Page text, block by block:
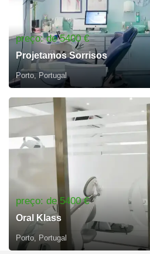
preço: de 5400 €
Projetamos Sorrisos
Porto, Portugal
preço: de 5400 €
Oral Klass
Porto, Portugal